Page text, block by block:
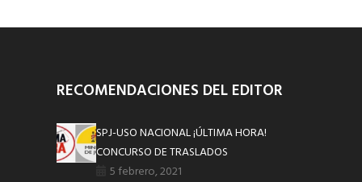
RECOMENDACIONES DEL EDITOR
SPJ-USO NACIONAL ¡ÚLTIMA HORA!
CONCURSO DE TRASLADOS
5 febrero, 2021